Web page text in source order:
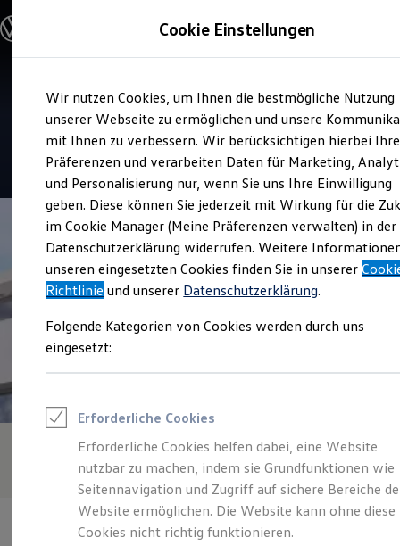
Hauptinhalt
springen
Footer
springen
Modelle und Konfigurator
Modelle vergleichen
Elektroautos
ENERGY Sondermodelle
Nutzfahrzeuge
SUV und CUV
Familienautos
Kombis
Kompaktwagen
Sportwagen
Schnell verfügbare Fahrzeuge
Angebote und Produkte
Aktuelle Angebote
E-Auto-Förderung
Volkswagen Marktplatz
Junge Gebrauchtwagen und Gebrauchtwagen
Volkswagen Zertifizierte Gebrauchtwagen
Zubehör- und Serviceangebote
Leasing
Leasing-Angebote
Gebrauchtwagen Leasing
Junge Gebrauchtwagen-Leasing
Elektroauto Leasing
Kleinwagen-Leasing
Leasing ohne Anzahlung
Finanzierung
Service
Autohaus Rettenmeier
4.9| 126 Bewertungen
Cookie Einstellungen
Wir nutzen Cookies, um Ihnen die bestmögliche Nutzung
unserer Webseite zu ermöglichen und unsere
mit Ihnen zu verbessern. Wir berücksichtigen hierbei Ihre
Präferenzen und verarbeiten Daten für Marketing,
und Personalisierung nur, wenn Sie uns Ihre Einwilligung
geben. Diese können Sie jederzeit mit Wirkung für die
im Cookie Manager (Meine Präferenzen verwalten) in der
Datenschutzerklärung widerrufen. Weitere
unseren eingesetzten Cookies finden Sie in unserer
Richtlinie und unserer Datenschutzerklärung.
Folgende Kategorien von Cookies werden durch uns
eingesetzt:
Erforderliche Cookies
Erforderliche Cookies helfen dabei, eine Website
nutzbar zu machen, indem sie Grundfunktionen wie
Seitennavigation und Zugriff auf sichere Bereiche
Website ermöglichen. Die Website kann ohne diese
Cookies nicht richtig funktionieren.